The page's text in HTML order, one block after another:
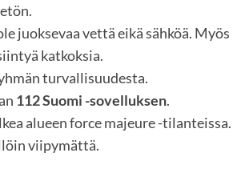
juoksevaa vettä eikä sähköä. Myös
katkoksia.
turvallisuudesta.
112 Suomi -sovelluksen.
alueen force majeure -tilanteissa.
viipymättä.